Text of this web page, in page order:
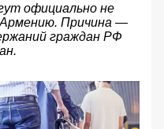
официально не
Армению. Причина —
граждан РФ